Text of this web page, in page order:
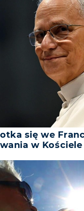
się we
w Kościele